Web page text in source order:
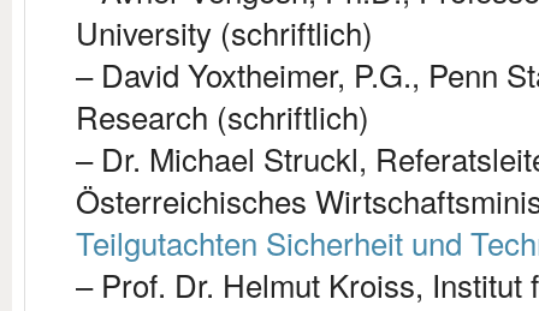
University (schriftlich)
– David Yoxtheimer, P.G., Penn
Research (schriftlich)
– Dr. Michael Struckl,
Österreichisches
Teilgutachten Sicherheit und
– Prof. Dr. Helmut Kroiss,